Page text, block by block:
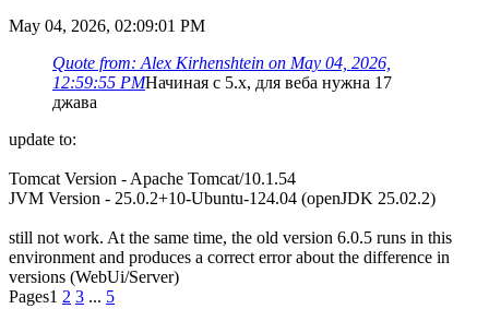
May 04, 2026, 02:09:01 PM
Quote from: Alex Kirhenshtein on May 04, 2026,
12:59:55 PMНачиная с 5.x, для веба нужна 17
джава
update to:
Tomcat Version - Apache Tomcat/10.1.54
JVM Version - 25.0.2+10-Ubuntu-124.04 (openJDK 25.02.2)
still not work. At the same time, the old version 6.0.5 runs in this
environment and produces a correct error about the difference in
versions (WebUi/Server)
Pages1 2 3 ... 5